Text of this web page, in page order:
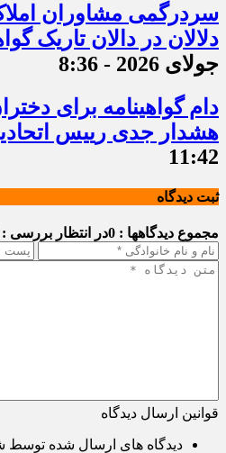
سردرگمی مشاوران
دلالان در دالان تاریک
جولای 2026 - 8:36
دام گواهینامه برای
هشدار جدی رییس
11:42
ثبت دیدگاه
مجموع دیدگاهها : 0 در انتظار بررسی : 0
قوانین ارسال دیدگاه
دیدگاه های ارسال شده توسط